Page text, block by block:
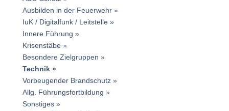
Ausbilden in der Feuerwehr
IuK / Digitalfunk / Leitstelle
Innere Führung
Krisenstäbe
Besondere Zielgruppen
Technik
Vorbeugender Brandschutz
Allg. Führungsfortbildung
Sonstiges